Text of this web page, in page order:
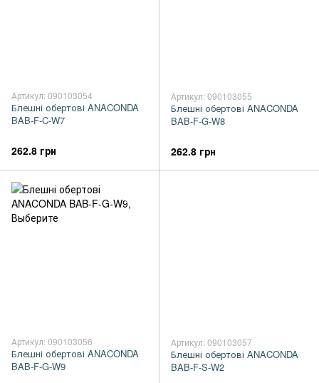
Артикул: 090103054
Блешні обертові ANACONDA
BAB-F-C-W7
262.8 грн
Артикул: 090103055
Блешні обертові ANACONDA
BAB-F-G-W8
262.8 грн
Артикул: 090103056
Блешні обертові ANACONDA
BAB-F-G-W9
Артикул: 090103057
Блешні обертові ANACONDA
BAB-F-S-W2